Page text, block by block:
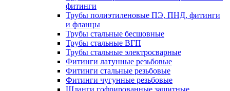
фитинги
Трубы полиэтиленовые ПЭ, ПНД, фитинги
и фланцы
Трубы стальные бесшовные
Трубы стальные ВГП
Трубы стальные электросварные
Фитинги латунные резьбовые
Фитинги стальные резьбовые
Фитинги чугунные резьбовые
Шланги гофрированные защитные